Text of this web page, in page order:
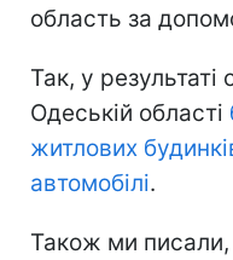
область за
Так, у
Одеській області
житлових
автомобілі.
Також ми